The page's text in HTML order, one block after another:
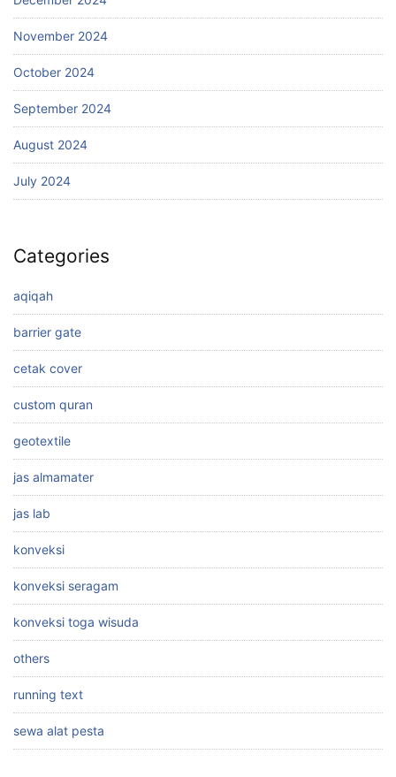
November 2024
October 2024
September 2024
August 2024
July 2024
Categories
aqiqah
barrier gate
cetak cover
custom quran
geotextile
jas almamater
jas lab
konveksi
konveksi seragam
konveksi toga wisuda
others
running text
sewa alat pesta